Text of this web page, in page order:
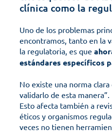
clínica como la
Uno de los problemas
encontramos, tanto en la
la regulatoria, es que
estándares específicos
No existe una norma clara
validarlo de esta manera”.
Esto afecta también a
éticos y organismos
veces no tienen